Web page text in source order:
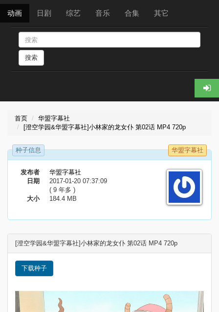
动画 日剧 综艺 音乐 合集 其它
搜索
首页
华盟字幕社
[澄空学园&华盟字幕社]小林家的龙女仆 第02话 MP4 720p
种子信息 华盟字幕社
发布者
华盟字幕社
日期
2017-01-20 07:37:09
( 9 年多 )
大小
184.4 MB
[澄空学园&华盟字幕社]小林家的龙女仆 第02话 MP4 720p
下载种子